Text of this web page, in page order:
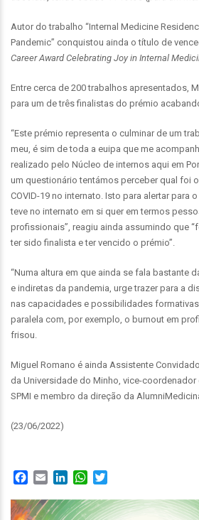
Autor do trabalho “Internal Medicine
Pandemic” conquistou ainda o título de
Career Award Celebrating Joy in Internal
Entre cerca de 200 trabalhos apresentados,
para um de três finalistas do prémio
“Este prémio representa o culminar de um
meu, é sim de toda a euipa que me
realizado pelo Núcleo de internos aqui em
um questionário tentámos perceber qual foi
COVID-19 no internato. Isto para alertar para
teve no internato em si quer em termos
profissionais”, reagiu ainda assumindo que
ter sido finalista e ter vencido o prémio”.
“Numa altura em que ainda se fala bastante
e indiretas da pandemia, urge trazer para a
nas capacidades e possibilidades
paralela com, por exemplo, o burnout em
frisou.
Miguel Romano é ainda Assistente
da Universidade do Minho, vice-
SPMI e membro da direção da
(23/06/2022)
Facebook
Email LinkedInWhatsApp